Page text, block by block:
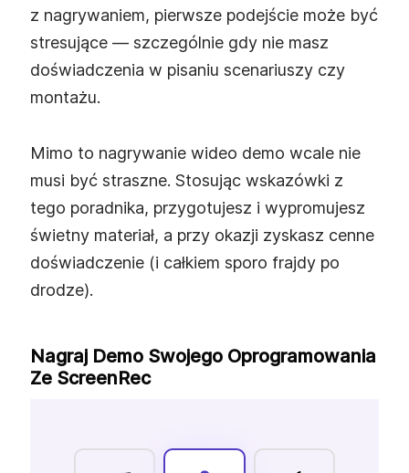
z nagrywaniem, pierwsze podejście może być
stresujące — szczególnie gdy nie masz
doświadczenia w pisaniu scenariuszy czy
montażu.
Mimo to nagrywanie wideo demo wcale nie
musi być straszne. Stosując wskazówki z
tego poradnika, przygotujesz i wypromujesz
świetny materiał, a przy okazji zyskasz cenne
doświadczenie (i całkiem sporo frajdy po
drodze).
Nagraj Demo Swojego Oprogramowania
Ze ScreenRec